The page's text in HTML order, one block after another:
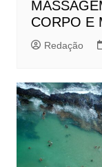
CORPO E
Redação